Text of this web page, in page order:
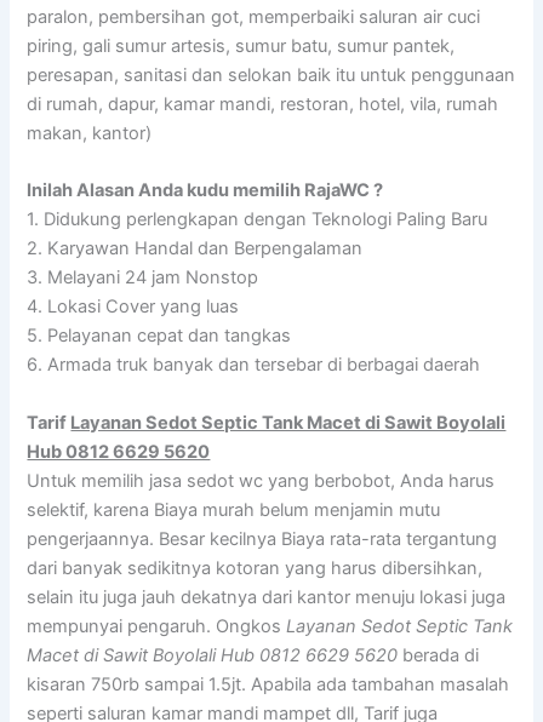
paralon, pembersihan got, memperbaiki saluran air cuci
piring, gali sumur artesis, sumur batu, sumur pantek,
peresapan, sanitasi dan selokan baik itu untuk penggunaan
di rumah, dapur, kamar mandi, restoran, hotel, vila, rumah
makan, kantor)
Inilah Alasan Anda kudu memilih RajaWC ?
1. Didukung perlengkapan dengan Teknologi Paling Baru
2. Karyawan Handal dan Berpengalaman
3. Melayani 24 jam Nonstop
4. Lokasi Cover yang luas
5. Pelayanan cepat dan tangkas
6. Armada truk banyak dan tersebar di berbagai daerah
Tarif Layanan Sedot Septic Tank Macet di Sawit Boyolali
Hub 0812 6629 5620
Untuk memilih jasa sedot wc yang berbobot, Anda harus
selektif, karena Biaya murah belum menjamin mutu
pengerjaannya. Besar kecilnya Biaya rata-rata tergantung
dari banyak sedikitnya kotoran yang harus dibersihkan,
selain itu juga jauh dekatnya dari kantor menuju lokasi juga
mempunyai pengaruh. OngkosLayanan Sedot Septic Tank
Macet di Sawit Boyolali Hub 0812 6629 5620 berada di
kisaran 750rb sampai 1.5jt. Apabila ada tambahan masalah
seperti saluran kamar mandi mampet dll, Tarif juga